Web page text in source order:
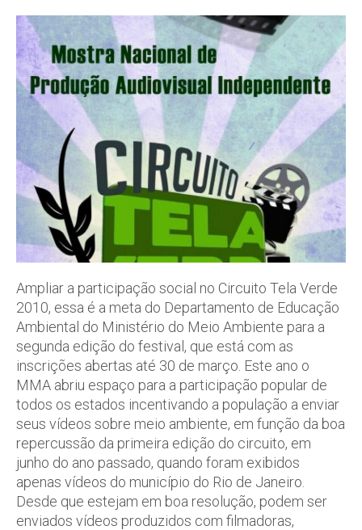
Ampliar a participação social no Circuito Tela Verde
2010, essa é a meta do Departamento de Educação
Ambiental do Ministério do Meio Ambiente para a
segunda edição do festival, que está com as
inscrições abertas até 30 de março. Este ano o
MMA abriu espaço para a participação popular de
todos os estados incentivando a população a enviar
seus vídeos sobre meio ambiente, em função da boa
repercussão da primeira edição do circuito, em
junho do ano passado, quando foram exibidos
apenas vídeos do município do Rio de Janeiro.
Desde que estejam em boa resolução, podem ser
enviados vídeos produzidos com filmadoras,